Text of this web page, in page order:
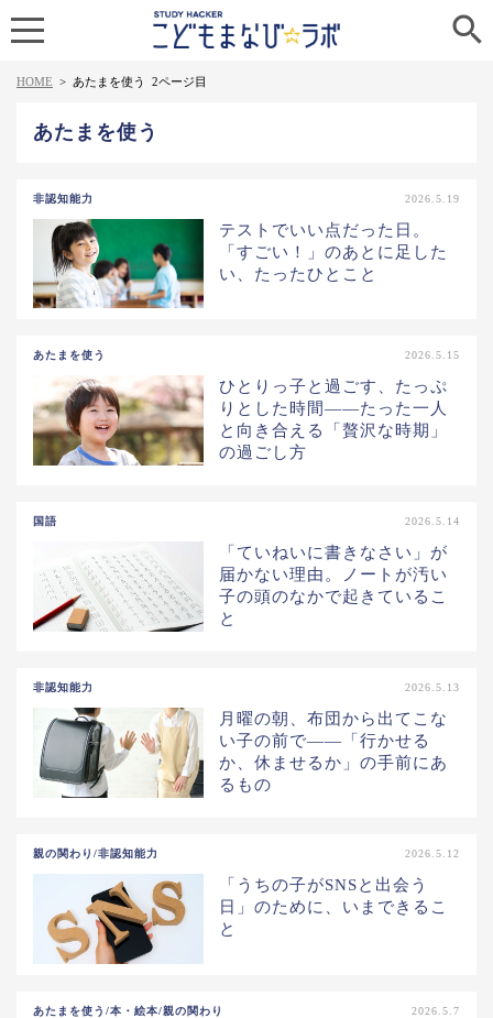

HOME > あたまを使う 2ページ目
あたまを使う
非認知能力 2026.5.19
テストでいい点だった日。
「すごい！」のあとに足した
い、たったひとこと
あたまを使う 2026.5.15
ひとりっ子と過ごす、たっぷ
りとした時間——たった一人
と向き合える「贅沢な時期」
の過ごし方
国語 2026.5.14
「ていねいに書きなさい」が
届かない理由。ノートが汚い
子の頭のなかで起きているこ
と
非認知能力 2026.5.13
月曜の朝、布団から出てこな
い子の前で——「行かせる
か、休ませるか」の手前にあ
るもの
親の関わり/非認知能力 2026.5.12
「うちの子がSNSと出会う
日」のために、いまできるこ
と
あたまを使う/本・絵本/親の関わり 2026.5.7